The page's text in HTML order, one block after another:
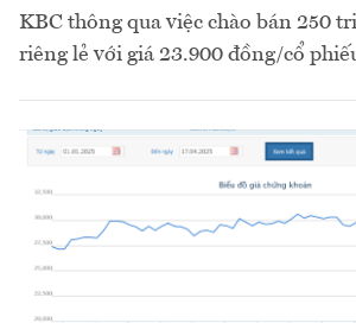
KBC thông qua việc chào bán 250
riêng lẻ với giá 23.900 đồng/cổ